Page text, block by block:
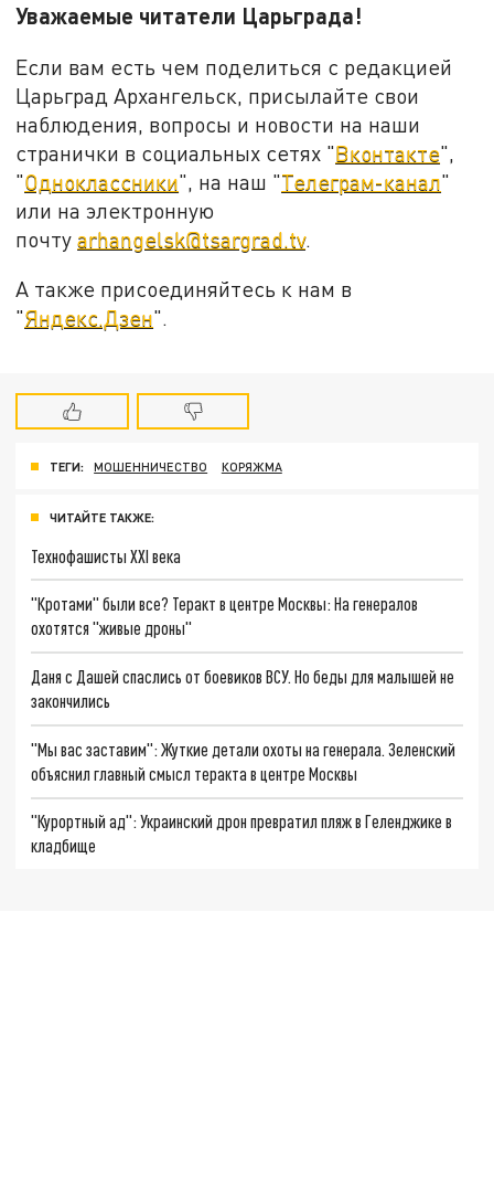
Уважаемые читатели Царьграда!
Если вам есть чем поделиться с редакцией
Царьград Архангельск, присылайте свои
наблюдения, вопросы и новости на наши
странички в социальных сетях "Вконтакте",
"Одноклассники", на наш "Телеграм-канал"
или на электронную
почтуarhangelsk@tsargrad.tv.
А также присоединяйтесь к нам в
"Яндекс.Дзен".
ТЕГИ: МОШЕННИЧЕСТВО КОРЯЖМА
ЧИТАЙТЕ ТАКЖЕ:
Технофашисты XXI века
"Кротами" были все? Теракт в центре Москвы: На генералов
охотятся "живые дроны"
Даня с Дашей спаслись от боевиков ВСУ. Но беды для малышей не
закончились
"Мы вас заставим": Жуткие детали охоты на генерала. Зеленский
объяснил главный смысл теракта в центре Москвы
"Курортный ад": Украинский дрон превратил пляж в Геленджике в
кладбище